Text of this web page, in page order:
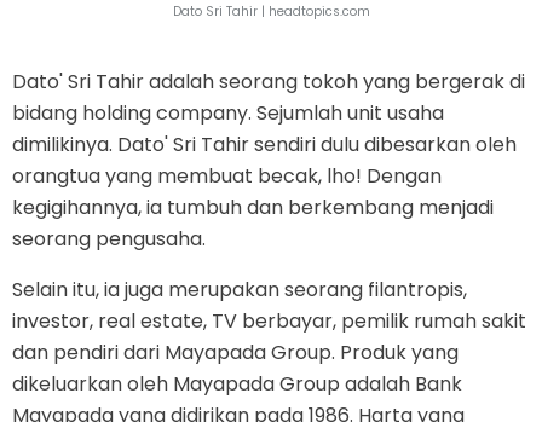
Dato Sri Tahir | headtopics.com
Dato' Sri Tahir adalah seorang tokoh yang bergerak di
bidang holding company. Sejumlah unit usaha
dimilikinya. Dato' Sri Tahir sendiri dulu dibesarkan oleh
orangtua yang membuat becak, lho! Dengan
kegigihannya, ia tumbuh dan berkembang menjadi
seorang pengusaha.
Selain itu, ia juga merupakan seorang filantropis,
investor, real estate, TV berbayar, pemilik rumah sakit
dan pendiri dari Mayapada Group. Produk yang
dikeluarkan oleh Mayapada Group adalah Bank
Mayapada yang didirikan pada 1986. Harta yang